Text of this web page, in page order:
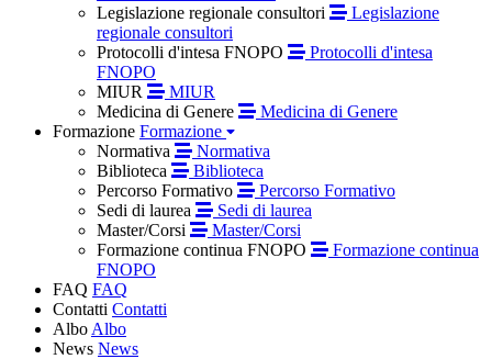
Legislazione regionale consultori
Legislazione
regionale consultori
Protocolli d'intesa FNOPO
Protocolli d'intesa
FNOPO
MIUR
MIUR
Medicina di Genere
Medicina di Genere
Formazione Formazione
Normativa
Normativa
Biblioteca
Biblioteca
Percorso Formativo
Percorso Formativo
Sedi di laurea
Sedi di laurea
Master/Corsi
Master/Corsi
Formazione continua FNOPO
Formazione continua
FNOPO
FAQ FAQ
Contatti Contatti
Albo Albo
News News